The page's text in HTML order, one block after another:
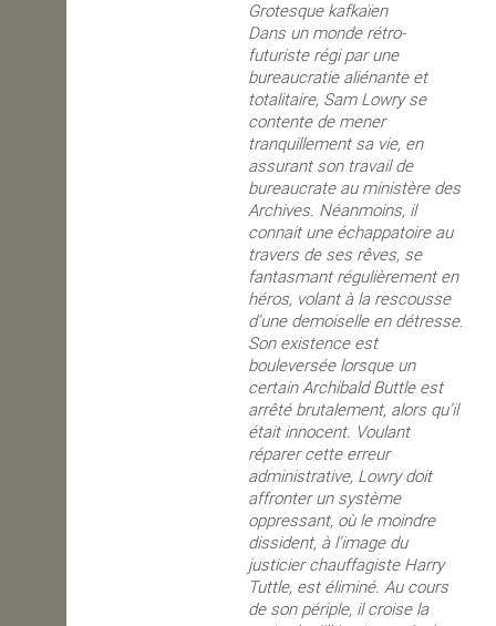
Grotesque kafkaïen
Dans un monde rétro-
futuriste régi par une
bureaucratie aliénante et
totalitaire, SamLowry se
contente de mener
tranquillement sa vie, en
assurant son travail de
bureaucrate au ministère des
Archives. Néanmoins, il
connait une échappatoire au
travers de ses rêves, se
fantasmant régulièrement en
héros, volant à la rescousse
d’une demoiselle en détresse.
Son existence est
bouleversée lorsque un
certain Archibald Buttle est
arrêté brutalement, alors qu’il
était innocent. Voulant
réparer cette erreur
administrative, Lowry doit
affronter un système
oppressant, où le moindre
dissident, à l’image du
justicier chauffagiste Harry
Tuttle, est éliminé. Au cours
de son périple, il croise la